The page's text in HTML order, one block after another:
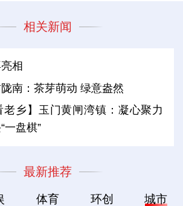
相关新闻
相
陇南：茶芽萌动 绿意盎然
老乡】玉门黄闸湾镇：凝心聚力
一盘棋”
最新推荐
体育 环创 城市